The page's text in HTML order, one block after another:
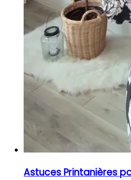
Astuces Printanières